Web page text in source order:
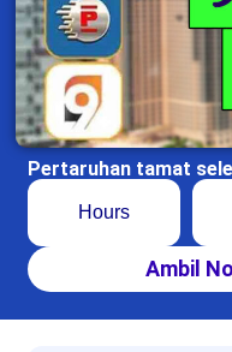
Pertaruhan tamat
Hours
Ambil